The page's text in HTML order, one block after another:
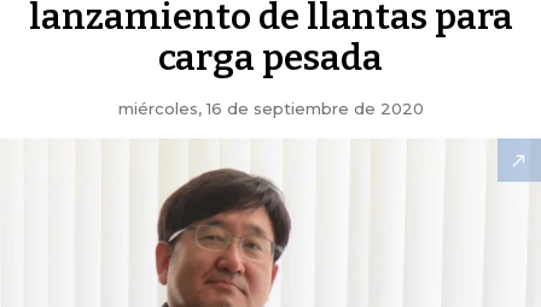
lanzamiento de llantas para
carga pesada
miércoles, 16 de septiembre de 2020